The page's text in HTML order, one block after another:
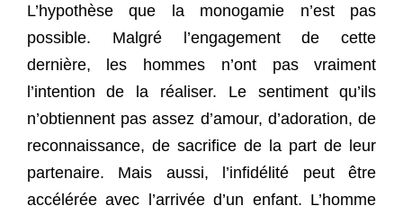
L’hypothèse que la monogamie n’est pas
possible. Malgré l’engagement de cette
dernière, les hommes n’ont pas vraiment
l’intention de la réaliser. Le sentiment qu’ils
n’obtiennent pas assez d’amour, d’adoration, de
reconnaissance, de sacrifice de la part de leur
partenaire. Mais aussi, l’infidélité peut être
accélérée avec l’arrivée d’un enfant. L’homme